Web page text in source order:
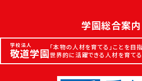
学園総合案内
学校法人
敬道学園「本物の人材を育てる」ことを目指
世界的に活躍できる人材を育てる